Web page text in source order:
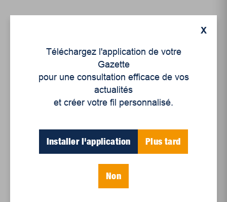
Un siècle de Mauriciennes dans la presse
régionale
Juillet 2026
en croissance
Et les politiques peinent à suivre
Le sommeil, nouveau défi de santé publique
X
Téléchargez l'application de votre
Gazette
pour une consultation efficace de vos
actualités
et créer votre fil personnalisé.
Installer l'application Plus tard
Non